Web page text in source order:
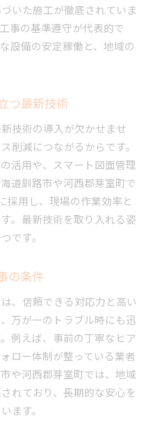
いた施工が徹底されていま
事の基準遵守が代表的で
設備の安定稼働と、地域の
つ最新技術
技術の導入が欠かせませ
削減につながるからです。
活用や、スマート図面管理
道釧路市や河西郡芽室町で
採用し、現場の作業効率と
。最新技術を取り入れる姿
です。
の条件
、信頼できる対応力と高い
万が一のトラブル時にも迅
例えば、事前の丁寧なヒア
ロー体制が整っている業者
や河西郡芽室町では、地域
れており、長期的な安心を
ます。